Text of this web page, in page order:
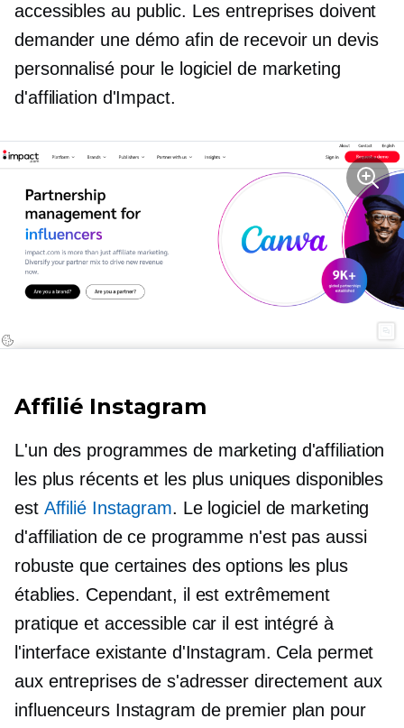
accessibles au public. Les entreprises doivent
demander une démo afin de recevoir un devis
personnalisé pour le logiciel de marketing
d'affiliation d'Impact.
Affilié Instagram
L'un des programmes de marketing d'affiliation
les plus récents et les plus uniques disponibles
est Affilié Instagram. Le logiciel de marketing
d'affiliation de ce programme n'est pas aussi
robuste que certaines des options les plus
établies. Cependant, il est extrêmement
pratique et accessible car il est intégré à
l'interface existante d'Instagram. Cela permet
aux entreprises de s'adresser directement aux
influenceurs Instagram de premier plan pour